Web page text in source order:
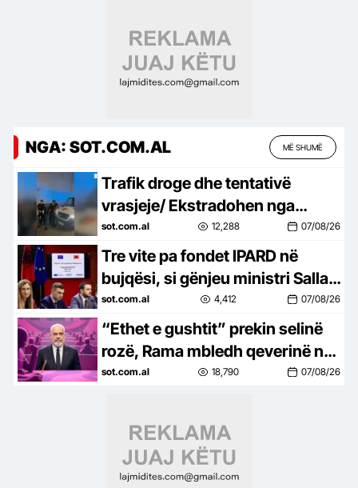
NGA: SOT.COM.AL MË SHUMË
Trafik droge dhe tentativë
vrasjeje/ Ekstradohen nga
Kolumbia e Italia 2 persona të
kërkuar, mes tyre ‘kimisti’ i…
sot.com.al 12,288 07/08/26
Tre vite pa fondet IPARD në
bujqësi, si gënjeu ministri Salla,
premtoi çeljen e programit
brenda qershorit, por ende…
sot.com.al 4,412 07/08/26
“Ethet e gushtit” prekin selinë
rozë, Rama mbledh qeverinë në
Pogradec më 24 dhe 25 gusht,
sot.com.al 18,790 07/08/26